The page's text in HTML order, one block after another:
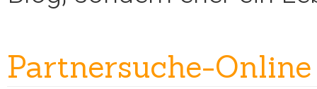
Partnersuche-Online